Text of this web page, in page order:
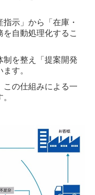
指示」から「在庫・
を自動処理化するこ
制を整え
「提案開発
す。
この仕組みによる一